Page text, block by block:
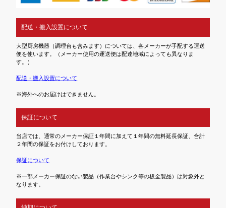
配送・搬入設置について
大型厨房機器（調理台も含みます）については、各メーカーが手配する運送
便を使います。（メーカー使用の運送便は配達地域によっても異なりま
す。）
配送・搬入設置について
※海外へのお届けはできません。
保証について
当店では、通常のメーカー保証１年間に加えて１年間の無料延長保証、合計
２年間の保証をお付けしております。
保証について
※一部メーカー保証のない製品（作業台やシンク等の板金製品）は対象外と
なります。